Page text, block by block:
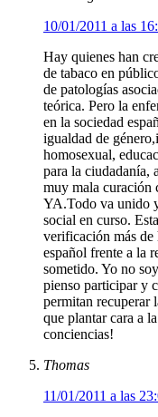
10/01/2011 a las
Hay quienes han
de tabaco en
de patologías
teórica. Pero la
en la sociedad
igualdad de
homosexual,
para la ciudadanía,
muy mala curación
YA.Todo va unido
social en curso.
verificación más de
español frente a la
sometido. Yo no
pienso participar y
permitan recuperar
que plantar cara a
conciencias!
Thomas
11/01/2011 a las